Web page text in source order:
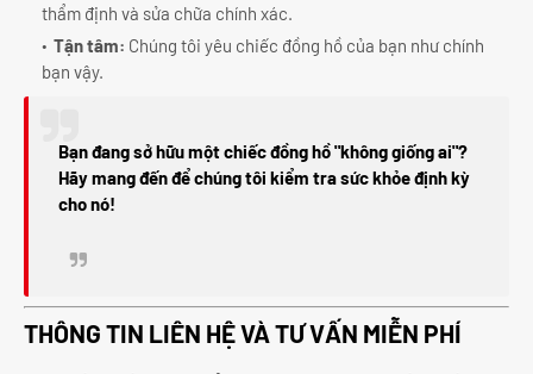
thẩm định và sửa chữa chính xác.
Tận tâm: Chúng tôi yêu chiếc đồng hồ của bạn như chính
bạn vậy.
Bạn đang sở hữu một chiếc đồng hồ "không giống ai"?
Hãy mang đến để chúng tôi kiểm tra sức khỏe định kỳ
cho nó!
THÔNG TIN LIÊN HỆ VÀ TƯ VẤN MIỄN PHÍ